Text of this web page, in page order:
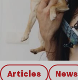
Articles news